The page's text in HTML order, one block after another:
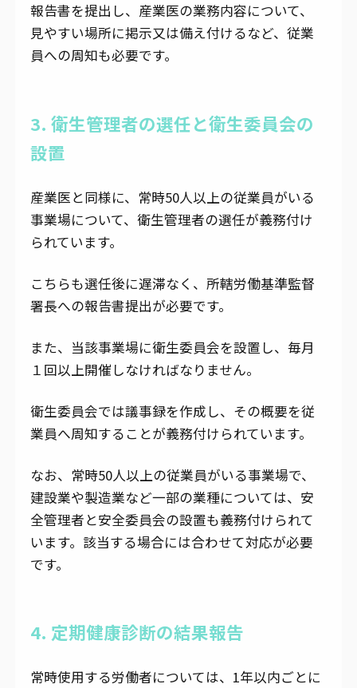
報告書を提出し、産業医の業務内容について、
見やすい場所に掲示又は備え付けるなど、従業
員への周知も必要です。
3. 衛生管理者の選任と衛生委員会の
設置
産業医と同様に、常時50人以上の従業員がいる
事業場について、衛生管理者の選任が義務付け
られています。
こちらも選任後に遅滞なく、所轄労働基準監督
署長への報告書提出が必要です。
また、当該事業場に衛生委員会を設置し、毎月
１回以上開催しなければなりません。
衛生委員会では議事録を作成し、その概要を従
業員へ周知することが義務付けられています。
なお、常時50人以上の従業員がいる事業場で、
建設業や製造業など一部の業種については、安
全管理者と安全委員会の設置も義務付けられて
います。該当する場合には合わせて対応が必要
です。
4. 定期健康診断の結果報告
常時使用する労働者については、1年以内ごとに